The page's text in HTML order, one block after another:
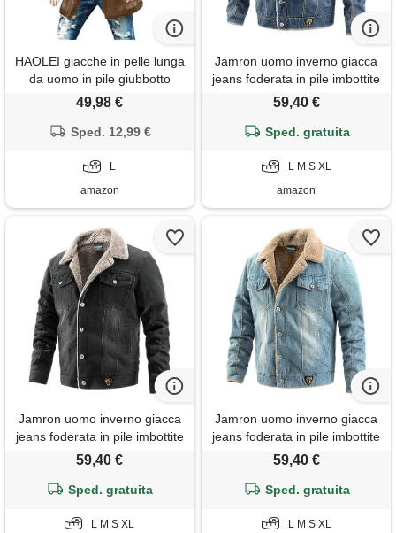
HAOLEI giacche in pelle lunga
da uomo in pile giubbotto
colletto con risvolto imbottito
montone cappotti in morbida
invernale in ecopelle
49,98 €
Sped. 12,99 €
L
amazon
Jamron uomo inverno giacca
jeans foderata in pile imbottite
con collo giacca denim in
marino l
59,40 €
Sped. gratuita
L M S XL
amazon
Jamron uomo inverno giacca
jeans foderata in pile imbottite
con collo giacca denim in
felpa calda con tasche nero l
59,40 €
Sped. gratuita
L M S XL
Jamron uomo inverno giacca
jeans foderata in pile imbottite
con collo giacca denim in
felpa calda con tasche
azzurro m
59,40 €
Sped. gratuita
L M S XL